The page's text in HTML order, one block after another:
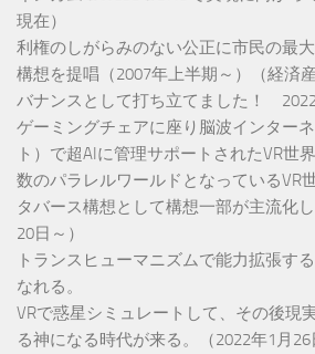
現在）
利権のしがらみのない公正に市民の最
構想を提唱（2007年上半期～）（経済
バナンスとして打ち立てました！ 2022
ゲーミングチェアに座り脳波インター
ト）で超AIに管理サポートされたVR世
数のパラレルワールドとなっているVR
タバース構想として構想一部が主流
20日～）
トランスヒューマニズムで能力拡張す
なれる。
VRで惑星シミュレートして、その後現
る神になる時代が来る。（2022年1月26